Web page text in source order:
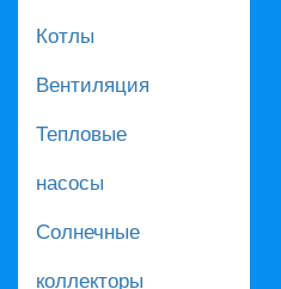
Котлы
Вентиляция
Тепловые
насосы
Солнечные
коллекторы